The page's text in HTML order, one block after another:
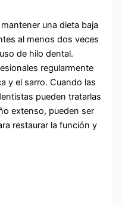
una dieta baja
al menos dos veces
de hilo dental.
regularmente
y el sarro. Cuando las
pueden tratarlas
extenso, pueden ser
restaurar la función y